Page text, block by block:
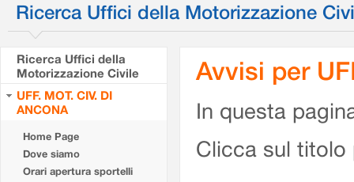
Ricerca Uffici della Motorizzazione
Ricerca Uffici della
Motorizzazione Civile
UFF. MOT. CIV. DI
ANCONA
Home Page
Dove siamo
Orari apertura sportelli
Avvisi per
In questa
Clicca sul titolo